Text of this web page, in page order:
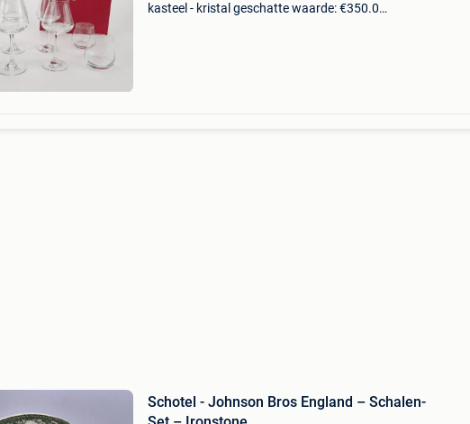
kasteel - kristal geschatte waarde: €350.0
Schotel - Johnson Bros England – Schalen-